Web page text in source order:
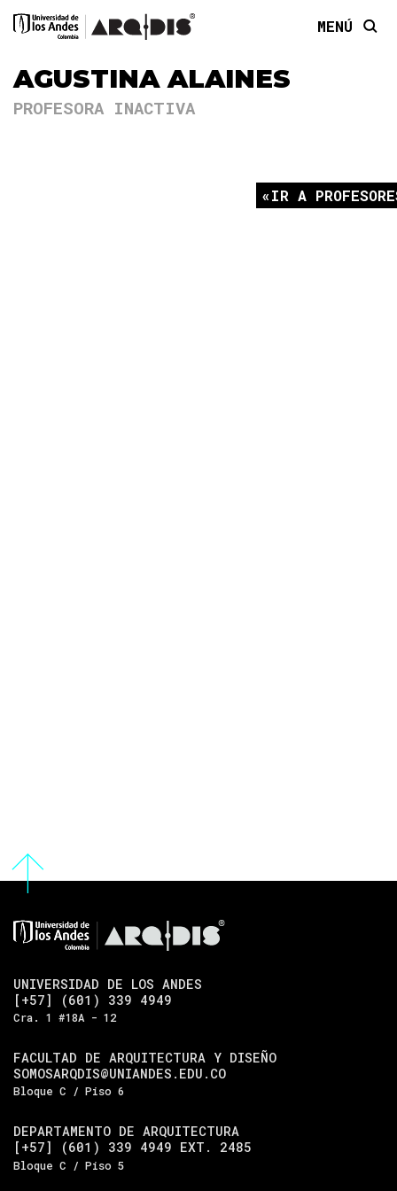
MENÚ
AGUSTINA ALAINES
PROFESORA INACTIVA
IR A
UNIVERSIDAD DE LOS ANDES
[+57] (601) 339 4949
Cra. 1 #18A - 12
FACULTAD DE ARQUITECTURA Y DISEÑO
SOMOSARQDIS@UNIANDES.EDU.CO
Bloque C / Piso 6
DEPARTAMENTO DE ARQUITECTURA
[+57] (601) 339 4949 EXT. 2485
Bloque C / Piso 5